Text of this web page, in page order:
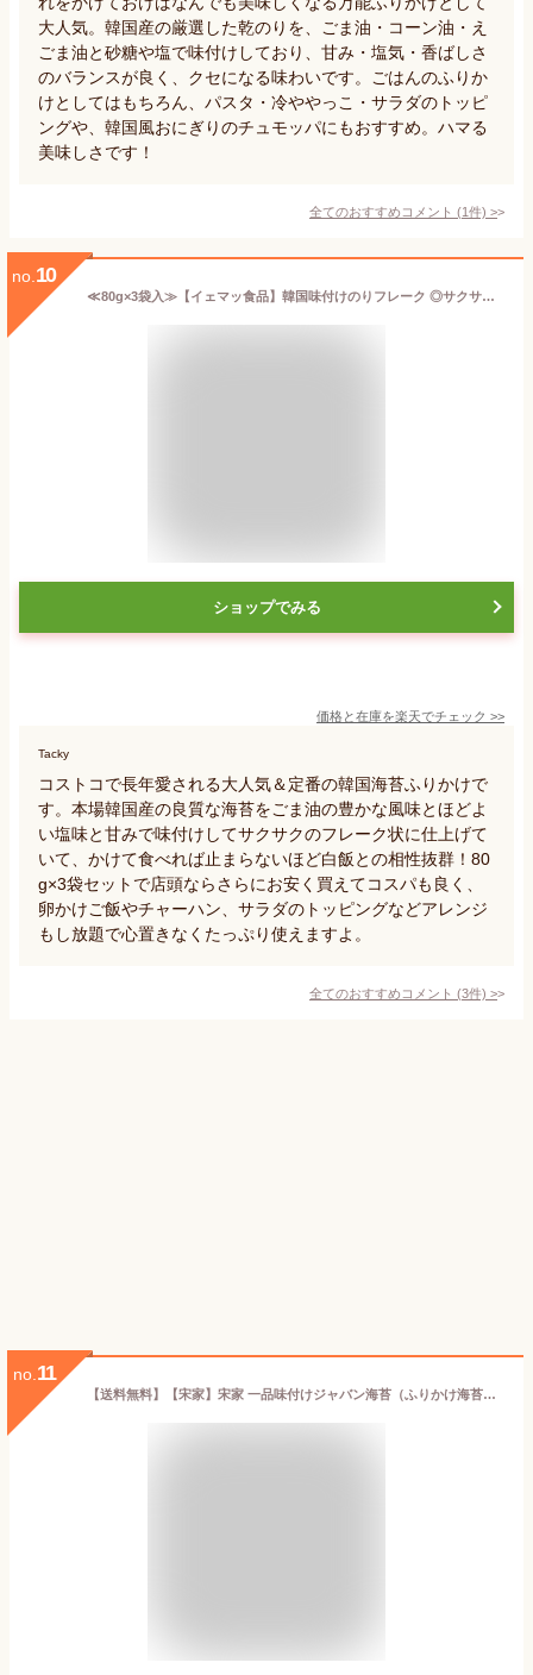
大人気。韓国産の厳選した乾のりを、ごま油・コーン油・え
ごま油と砂糖や塩で味付けしており、甘み・塩気・香ばしさ
のバランスが良く、クセになる味わいです。ごはんのふりか
けとしてはもちろん、パスタ・冷ややっこ・サラダのトッピ
ングや、韓国風おにぎりのチュモッパにもおすすめ。ハマる
美味しさです！
全てのおすすめコメント (1件) >
no. 10
≪80g×3袋入≫【イェマッ食品】韓国味付けのりフレーク ◎サクサク食感の海苔フレーク◎ 韓国のり 韓国海苔 韓国のりフレーク ふりかけ ごま油 YEMAT イエマッ食品 イエマ食品【costco コストコ コストコ通販】★送料無料★
ショップでみる
価格と在庫を楽天でチェック >>
Tacky
コストコで長年愛される大人気＆定番の韓国海苔ふりかけで
す。本場韓国産の良質な海苔をごま油の豊かな風味とほどよ
い塩味と甘みで味付けしてサクサクのフレーク状に仕上げて
いて、かけて食べれば止まらないほど白飯との相性抜群！80
g×3袋セットで店頭ならさらにお安く買えてコスパも良く、
卵かけご飯やチャーハン、サラダのトッピングなどアレンジ
もし放題で心置きなくたっぷり使えますよ。
全てのおすすめコメント (3件) >
no. 11
【送料無料】【宋家】宋家 一品味付けジャバン海苔（ふりかけ海苔）90g×5個入 韓国食材■韓国海苔■韓国のり ■味付のり■お弁当のり■ジャバン ふりかけ ■味付けのりふりかけ■ のりフレーク 海苔フレーク 宋家一品海苔 韓国 海苔ふりかけ